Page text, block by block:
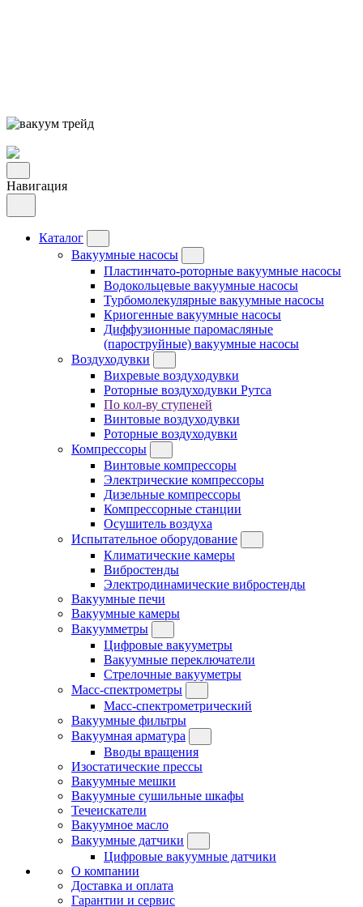
Навигация
Каталог
Вакуумные насосы
Пластинчато-роторные вакуумные насосы
Водокольцевые вакуумные насосы
Турбомолекулярные вакуумные насосы
Криогенные вакуумные насосы
Диффузионные паромасляные
(пароструйные) вакуумные насосы
Воздуходувки
Вихревые воздуходувки
Роторные воздуходувки Рутса
По кол-ву ступеней
Винтовые воздуходувки
Роторные воздуходувки
Компрессоры
Винтовые компрессоры
Электрические компрессоры
Дизельные компрессоры
Компрессорные станции
Осушитель воздуха
Испытательное оборудование
Климатические камеры
Вибростенды
Электродинамические вибростенды
Вакуумные печи
Вакуумные камеры
Вакуумметры
Цифровые вакууметры
Вакуумные переключатели
Стрелочные вакууметры
Масс-спектрометры
Масс-спектрометрический
Вакуумные фильтры
Вакуумная арматура
Вводы вращения
Изостатические прессы
Вакуумные мешки
Вакуумные сушильные шкафы
Течеискатели
Вакуумное масло
Вакуумные датчики
Цифровые вакуумные датчики
О компании
Доставка и оплата
Гарантии и сервис